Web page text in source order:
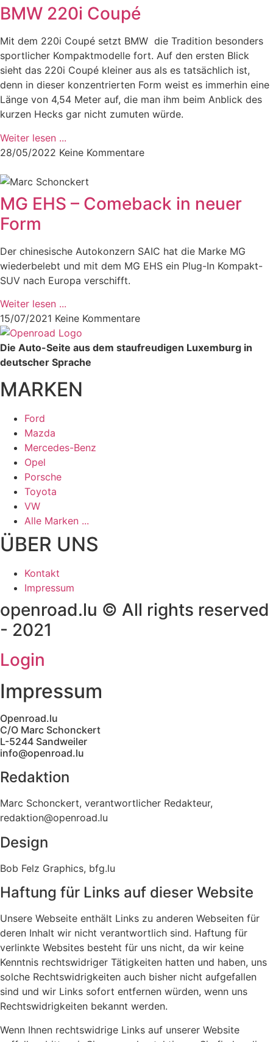
BMW 220i Coupé
Mit dem 220i Coupé setzt BMW die Tradition besonders
sportlicher Kompaktmodelle fort. Auf den ersten Blick
sieht das 220i Coupé kleiner aus als es tatsächlich ist,
denn in dieser konzentrierten Form weist es immerhin eine
Länge von 4,54 Meter auf, die man ihm beim Anblick des
kurzen Hecks gar nicht zumuten würde.
Weiter lesen ...
28/05/2022 Keine Kommentare
MG EHS – Comeback in neuer
Form
Der chinesische Autokonzern SAIC hat die Marke MG
wiederbelebt und mit dem MG EHS ein Plug-In Kompakt-
SUV nach Europa verschifft.
Weiter lesen ...
15/07/2021 Keine Kommentare
Die Auto-Seite aus dem staufreudigen Luxemburg in
deutscher Sprache
MARKEN
Ford
Mazda
Mercedes-Benz
Opel
Porsche
Toyota
VW
Alle Marken ...
ÜBER UNS
Kontakt
Impressum
openroad.lu © All rights reserved
- 2021
Login
Impressum
Openroad.lu
C/O Marc Schonckert
L-5244 Sandweiler
info@openroad.lu
Redaktion
Marc Schonckert, verantwortlicher Redakteur,
redaktion@openroad.lu
Design
Bob Felz Graphics, bfg.lu
Haftung für Links auf dieser Website
Unsere Webseite enthält Links zu anderen Webseiten für
deren Inhalt wir nicht verantwortlich sind. Haftung für
verlinkte Websites besteht für uns nicht, da wir keine
Kenntnis rechtswidriger Tätigkeiten hatten und haben, uns
solche Rechtswidrigkeiten auch bisher nicht aufgefallen
sind und wir Links sofort entfernen würden, wenn uns
Rechtswidrigkeiten bekannt werden.
Wenn Ihnen rechtswidrige Links auf unserer Website